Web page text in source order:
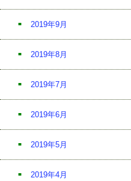
2019年9月
2019年8月
2019年7月
2019年6月
2019年5月
2019年4月